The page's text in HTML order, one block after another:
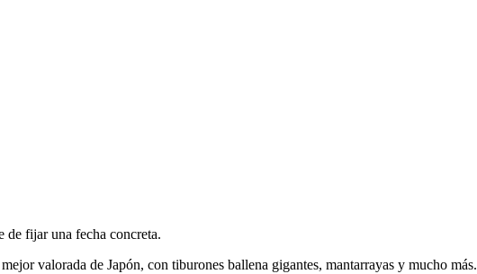
de fijar una fecha concreta.
valorada de Japón, con tiburones ballena gigantes, mantarrayas y mucho más.